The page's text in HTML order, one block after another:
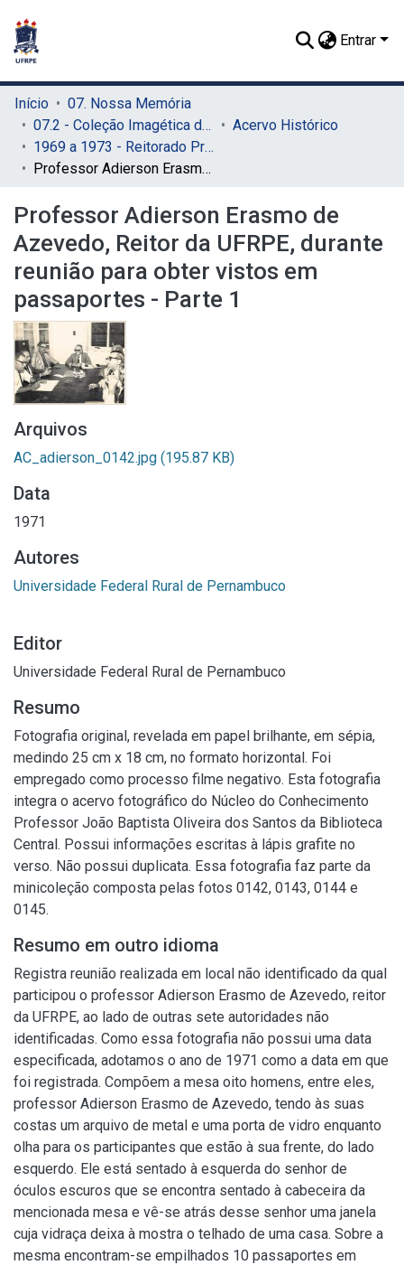
Entrar
Início
07. Nossa Memória
07.2 - Coleção Imagética do SIB
Acervo Histórico
1969 a 1973 - Reitorado Prof. Adierson Erasmo de Azevedo
Professor Adierson Erasmo de Azevedo, Reitor da UFRPE, durante reunião para obter vistos em passaportes - Parte 1
Professor Adierson Erasmo de
Azevedo, Reitor da UFRPE, durante
reunião para obter vistos em
passaportes - Parte 1
Arquivos
AC_adierson_0142.jpg (195.87 KB)
Data
1971
Autores
Universidade Federal Rural de Pernambuco
Editor
Universidade Federal Rural de Pernambuco
Resumo
Fotografia original, revelada em papel brilhante, em sépia,
medindo 25 cm x 18 cm, no formato horizontal. Foi
empregado como processo filme negativo. Esta fotografia
integra o acervo fotográfico do Núcleo do Conhecimento
Professor João Baptista Oliveira dos Santos da Biblioteca
Central. Possui informações escritas à lápis grafite no
verso. Não possui duplicata. Essa fotografia faz parte da
minicoleção composta pelas fotos 0142, 0143, 0144 e
0145.
Resumo em outro idioma
Registra reunião realizada em local não identificado da qual
participou o professor Adierson Erasmo de Azevedo, reitor
da UFRPE, ao lado de outras sete autoridades não
identificadas. Como essa fotografia não possui uma data
especificada, adotamos o ano de 1971 como a data em que
foi registrada. Compõem a mesa oito homens, entre eles,
professor Adierson Erasmo de Azevedo, tendo às suas
costas um arquivo de metal e uma porta de vidro enquanto
olha para os participantes que estão à sua frente, do lado
esquerdo. Ele está sentado à esquerda do senhor de
óculos escuros que se encontra sentado à cabeceira da
mencionada mesa e vê-se atrás desse senhor uma janela
cuja vidraça deixa à mostra o telhado de uma casa. Sobre a
mesma encontram-se empilhados 10 passaportes em